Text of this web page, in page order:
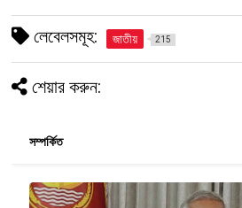
লেবেলসমূহ: জাতীয় 215
শেয়ার করুন:
সম্পর্কিত